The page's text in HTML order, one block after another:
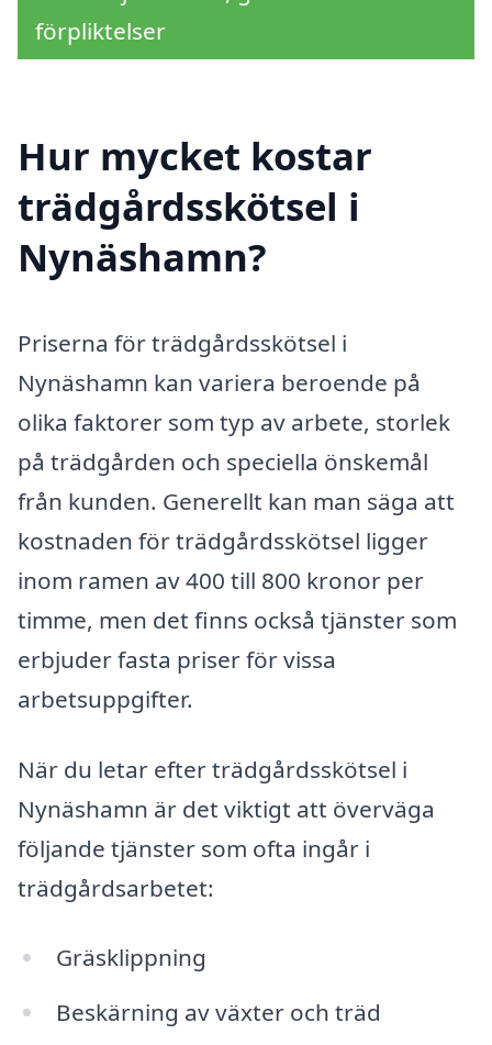
förpliktelser
Hur mycket kostar
trädgårdsskötsel i
Nynäshamn?
Priserna för trädgårdsskötsel i
Nynäshamn kan variera beroende på
olika faktorer som typ av arbete, storlek
på trädgården och speciella önskemål
från kunden. Generellt kan man säga att
kostnaden för trädgårdsskötsel ligger
inom ramen av 400 till 800 kronor per
timme, men det finns också tjänster som
erbjuder fasta priser för vissa
arbetsuppgifter.
När du letar efter trädgårdsskötsel i
Nynäshamn är det viktigt att överväga
följande tjänster som ofta ingår i
trädgårdsarbetet:
Gräsklippning
Beskärning av växter och träd